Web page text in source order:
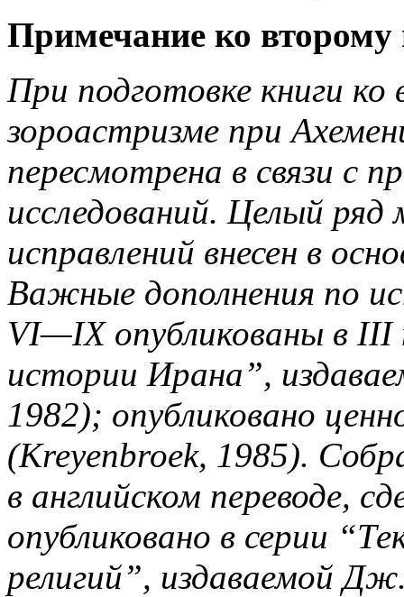
Примечание ко второму
При подготовке книги
зороастризме при
пересмотрена в связи с
исследований. Целый ряд
исправлений внесен в
Важные дополнения по
VI—IX опубликованы в
истории Ирана”,
1982); опубликовано
(Kreyenbroek, 1985).
в английском переводе,
опубликовано в серии
религий”, издаваемой